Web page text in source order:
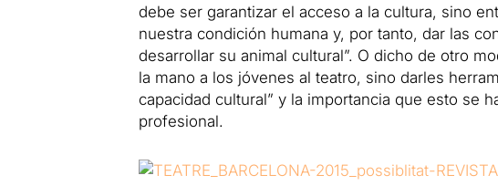
debe ser garantizar el acceso a la cultura, sino
nuestra condición humana y, por tanto, dar las
desarrollar su animal cultural”. O dicho de otro
la mano a los jóvenes al teatro, sino darles
capacidad cultural” y la importancia que esto se
profesional.